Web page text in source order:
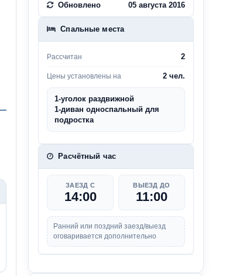
Обновлено 05 августа 2016
Спальные места
Рассчитан 2
Цены установлены на 2 чел.
1-уголок раздвижной
1-диван односпальный для
подростка
Расчётный час
ЗАЕЗД С
14:00
ВЫЕЗД ДО
11:00
Ранний или поздний заезд/выезд
оговаривается дополнительно